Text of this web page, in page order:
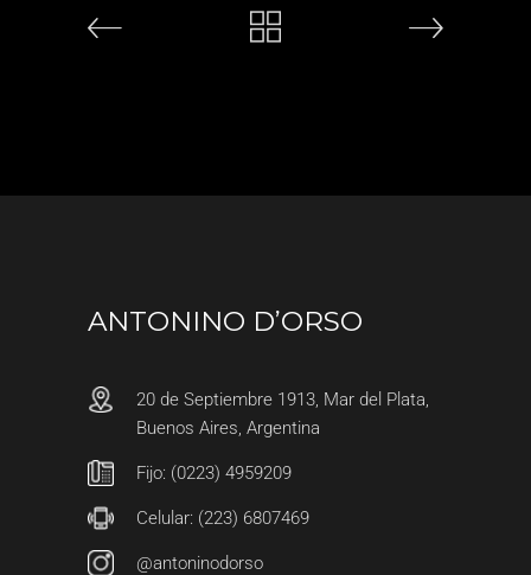
ANTONINO D’ORSO
20 de Septiembre 1913, Mar del Plata,
Buenos Aires, Argentina
Fijo: (0223) 4959209
Celular: (223) 6807469
@antoninodorso